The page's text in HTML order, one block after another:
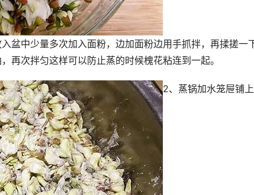
盆中少量多次加入面粉，边加面粉边用手抓拌，再揉搓一
再次拌匀这样可以防止蒸的时候槐花粘连到一起。
2、蒸锅加水笼屉铺